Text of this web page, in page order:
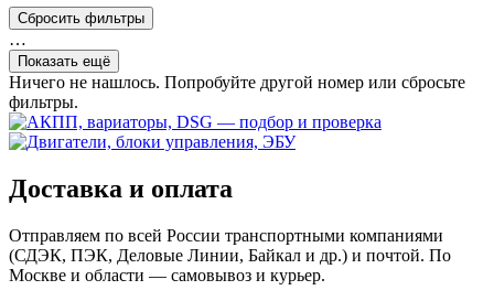
Сбросить фильтры
…
Показать ещё
Ничего не нашлось. Попробуйте другой номер или сбросьте
фильтры.
Доставка и оплата
Отправляем по всей России транспортными компаниями
(СДЭК, ПЭК, Деловые Линии, Байкал и др.) и почтой. По
Москве и области — самовывоз и курьер.